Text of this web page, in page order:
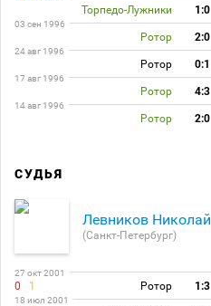
Торпедо-Лужники 1:0
03 сен 1996
Ротор 2:0
24 авг 1996
Ротор 0:1
17 авг 1996
Ротор 4:3
14 авг 1996
Ротор 2:0
СУДЬЯ
Левников Николай
(Санкт-Петербург)
27 окт 2001
0 1 Ротор 1:3
18 июл 2001